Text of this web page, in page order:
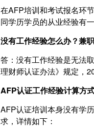
在AFP培训和考试报名环
同学历学员的从业经验有
没有工作经验怎么办？兼
答：没有工作经验是无法
理财师认证办法》规定，
AFP认证工作经验计算方
AFP认证培训本身没有学
求，详情如下：